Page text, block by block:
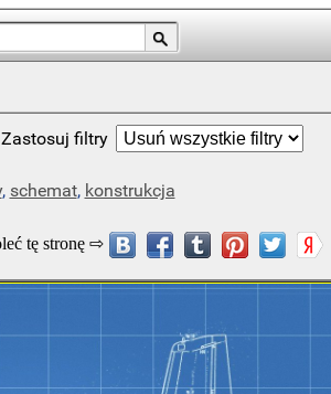
Zastosuj filtry
, schemat, konstrukcja